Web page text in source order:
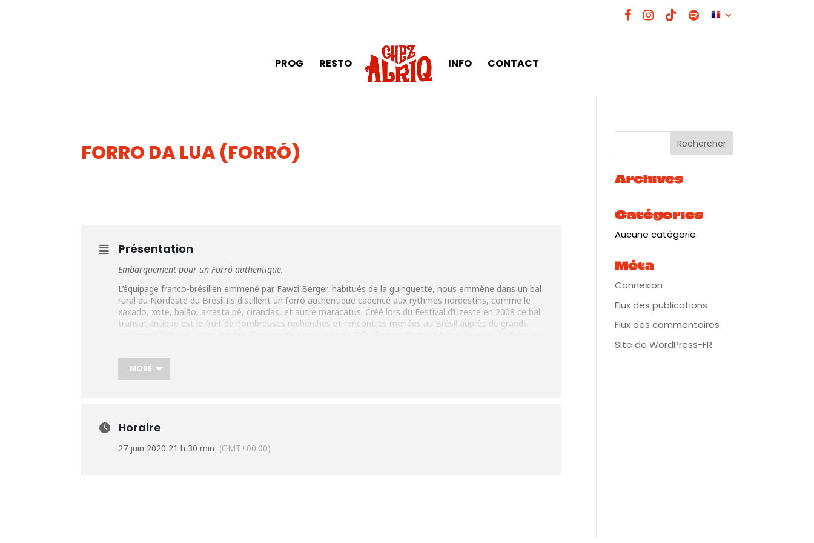
PROG RESTO INFO CONTACT
FORRO DA LUA (FORRÓ)
Présentation
Embarquement pour un Forró authentique.
L’équipage franco-brésilien emmené par Fawzi Berger, habitués de la guinguette, nous emmène dans un bal
rural du Nordeste du Brésil.Ils distillent un forró authentique cadencé aux rythmes nordestins, comme le
xaxado, xote, baião, arrasta pé, cirandas, et autre maracatus. Créé lors du Festival d’Uzeste en 2008 ce bal
transatlantique est le fruit de nombreuses recherches et rencontres menées au Brésil auprès de grands
Alceu Valenca, Trio Nordestino), Forro da Lua rapproche les cultures cousines de la Gascogne au Brésil.
Plus d’infos:https://urlz.fr/cRrS
MORE
Horaire
27 juin 2020 21 h 30 min (GMT+00:00)
Archives
Catégories
Aucune catégorie
Méta
Connexion
Flux des publications
Flux des commentaires
Site de WordPress-FR